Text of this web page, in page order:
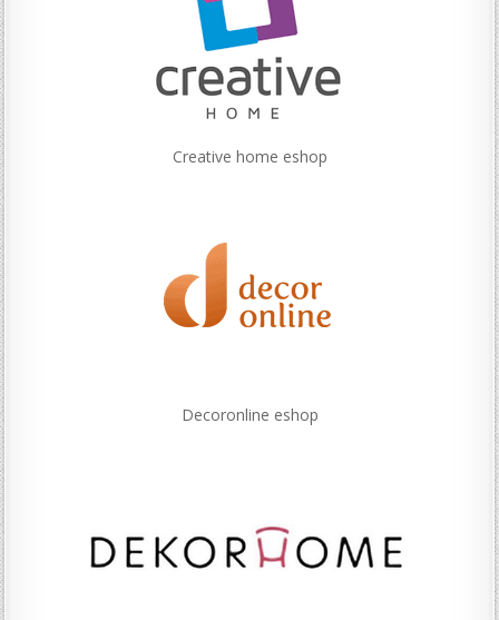
Creative home eshop
Decoronline eshop